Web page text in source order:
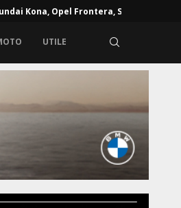
Kona, Opel Frontera, Skoda...
UTILE